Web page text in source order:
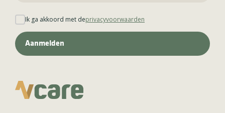
Ik ga akkoord met deprivacyvoorwaarden